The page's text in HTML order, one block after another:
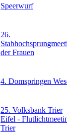
Speerwurf
26.
der Frauen
4. Domspringen
25. Volksbank Trier
Eifel -
Trier